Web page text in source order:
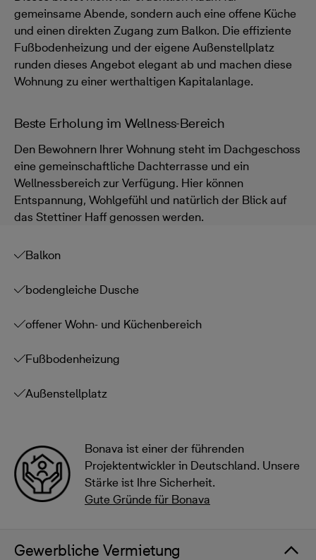
gemeinsame Abende, sondern auch eine offene Küche
und einen direkten Zugang zum Balkon. Die effiziente
Fußbodenheizung und der eigene Außenstellplatz
runden dieses Angebot elegant ab und machen diese
Wohnung zu einer werthaltigen Kapitalanlage.
Beste Erholung im Wellness-Bereich
Den Bewohnern Ihrer Wohnung steht im Dachgeschoss
eine gemeinschaftliche Dachterrasse und ein
Wellnessbereich zur Verfügung. Hier können
Entspannung, Wohlgefühl und natürlich der Blick auf
das Stettiner Haff genossen werden.
Balkon
bodengleiche Dusche
offener Wohn- und Küchenbereich
Fußbodenheizung
Außenstellplatz
Bonava ist einer der führenden
Projektentwickler in Deutschland. Unsere
Stärke ist Ihre Sicherheit.
Gute Gründe für Bonava
Gewerbliche Vermietung